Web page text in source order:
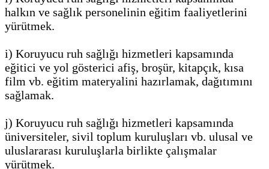
halkın ve sağlık personelinin eğitim faaliyetlerini
yürütmek.
i) Koruyucu ruh sağlığı hizmetleri kapsamında
eğitici ve yol gösterici afiş, broşür, kitapçık, kısa
film vb. eğitim materyalini hazırlamak, dağıtımını
sağlamak.
j) Koruyucu ruh sağlığı hizmetleri kapsamında
üniversiteler, sivil toplum kuruluşları vb. ulusal ve
uluslararası kuruluşlarla birlikte çalışmalar
yürütmek.